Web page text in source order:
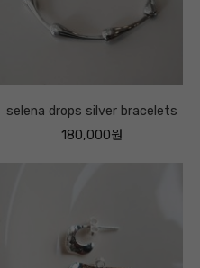
selena drops silver bracelets
180,000원